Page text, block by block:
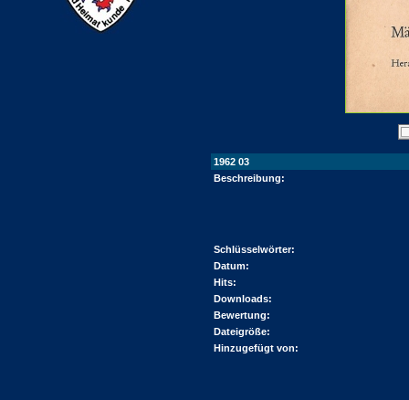
1962 03
Beschreibung:
Schlüsselwörter:
Datum:
Hits:
Downloads:
Bewertung:
Dateigröße:
Hinzugefügt von: